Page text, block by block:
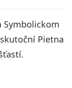
Symbolickom
Pietna